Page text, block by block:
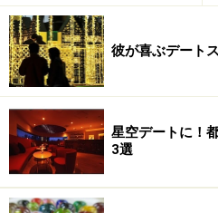
彼が喜ぶデート
星空デートに！
3選